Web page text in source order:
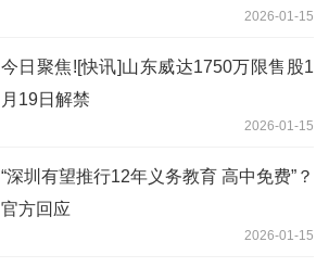
2026-01-15
今日聚焦![快讯]山东威达1750万限售股1
月19日解禁
2026-01-15
“深圳有望推行12年义务教育 高中免费”？
官方回应
2026-01-15